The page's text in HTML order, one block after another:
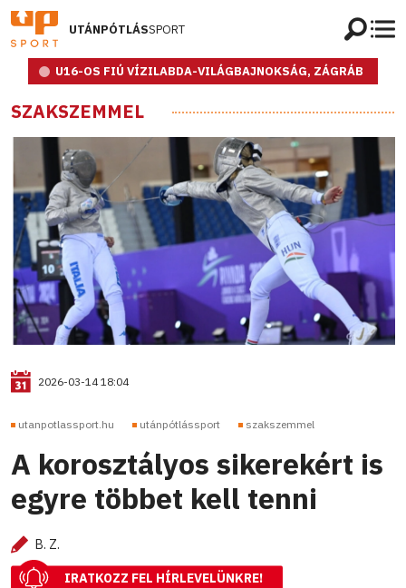
UTÁNPÓTLÁSSPORT
U16-OS FIÚ VÍZILABDA-VILÁGBAJNOKSÁG, ZÁGRÁB
SZAKSZEMMEL
2026-03-14 18:04
utanpotlassport.hu utánpótlássport szakszemmel
A korosztályos sikerekért is
egyre többet kell tenni
B. Z.
IRATKOZZ FEL HÍRLEVELÜNKRE!